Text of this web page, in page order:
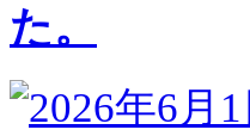
た。